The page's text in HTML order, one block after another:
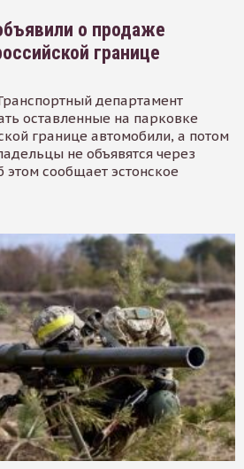
о продаже
границе
департамент
оставленные на парковке
границе автомобили, а потом
не объявятся через
этом сообщает эстонское